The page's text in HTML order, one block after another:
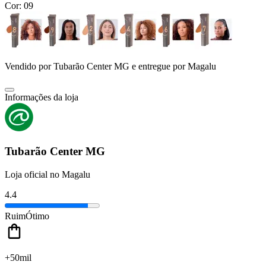
Cor: 09
Vendido porTubarão Center MG e entregue por Magalu
Informações da loja
Tubarão Center MG
Loja oficial no Magalu
4.4
RuimÓtimo
+50mil